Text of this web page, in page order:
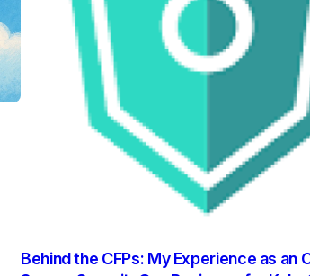
Behind the CFPs: My Experience as an